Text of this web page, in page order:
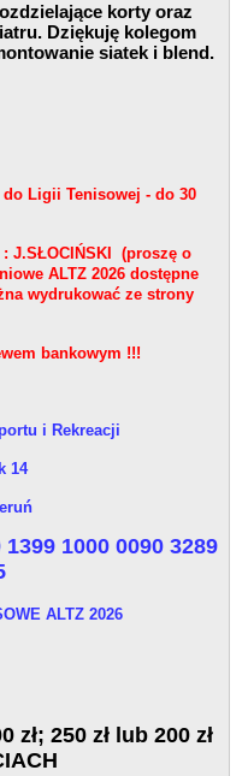
korty oraz
Dziękuję kolegom
siatek i blend.
Ligii Tenisowej - do 30
: J.SŁOCIŃSKI (proszę o
ALTZ 2026 dostępne
wydrukować ze strony
bankowym !!!
i Rekreacji
14
1000 0090 3289
ALTZ 2026
250 zł lub 200 zł